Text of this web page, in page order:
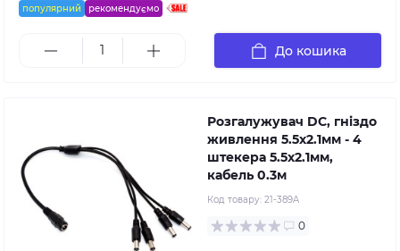
популярний
рекомендуємо
До кошика
Розгалужувач DC, гніздо
живлення 5.5х2.1мм - 4
штекера 5.5х2.1мм,
кабель 0.3м
Код товару: 21-389A
0